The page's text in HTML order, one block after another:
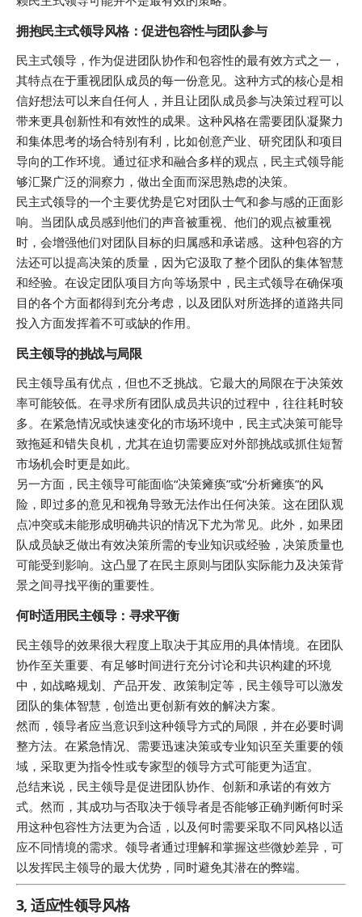
拥抱民主式领导风格：促进包容性与团队参与
民主式领导，作为促进团队协作和包容性的最有效方式之一，
其特点在于重视团队成员的每一份意见。这种方式的核心是相
信好想法可以来自任何人，并且让团队成员参与决策过程可以
带来更具创新性和有效性的成果。这种风格在需要团队凝聚力
和集体思考的场合特别有利，比如创意产业、研究团队和项目
导向的工作环境。通过征求和融合多样的观点，民主式领导能
够汇聚广泛的洞察力，做出全面而深思熟虑的决策。
民主式领导的一个主要优势是它对团队士气和参与感的正面影
响。当团队成员感到他们的声音被重视、他们的观点被重视
时，会增强他们对团队目标的归属感和承诺感。这种包容的方
法还可以提高决策的质量，因为它汲取了整个团队的集体智慧
和经验。在设定团队项目方向等场景中，民主式领导在确保项
目的各个方面都得到充分考虑，以及团队对所选择的道路共同
投入方面发挥着不可或缺的作用。
民主领导的挑战与局限
民主领导虽有优点，但也不乏挑战。它最大的局限在于决策效
率可能较低。在寻求所有团队成员共识的过程中，往往耗时较
多。在紧急情况或快速变化的市场环境中，民主式决策可能导
致拖延和错失良机，尤其在迫切需要应对外部挑战或抓住短暂
市场机会时更是如此。
另一方面，民主领导可能面临“决策瘫痪”或“分析瘫痪”的风
险，即过多的意见和视角导致无法作出任何决策。这在团队观
点冲突或未能形成明确共识的情况下尤为常见。此外，如果团
队成员缺乏做出有效决策所需的专业知识或经验，决策质量也
可能受到影响。这凸显了在民主原则与团队实际能力及决策背
景之间寻找平衡的重要性。
何时适用民主领导：寻求平衡
民主领导的效果很大程度上取决于其应用的具体情境。在团队
协作至关重要、有足够时间进行充分讨论和共识构建的环境
中，如战略规划、产品开发、政策制定等，民主领导可以激发
团队的集体智慧，创造出更创新有效的解决方案。
然而，领导者应当意识到这种领导方式的局限，并在必要时调
整方法。在紧急情况、需要迅速决策或专业知识至关重要的领
域，采取更为指令性或专家型的领导方式可能更为适宜。
总结来说，民主领导是促进团队协作、创新和承诺的有效方
式。然而，其成功与否取决于领导者是否能够正确判断何时采
用这种包容性方法更为合适，以及何时需要采取不同风格以适
应不同情境的需求。领导者通过理解和掌握这些微妙差异，可
以发挥民主领导的最大优势，同时避免其潜在的弊端。
3, 适应性领导风格